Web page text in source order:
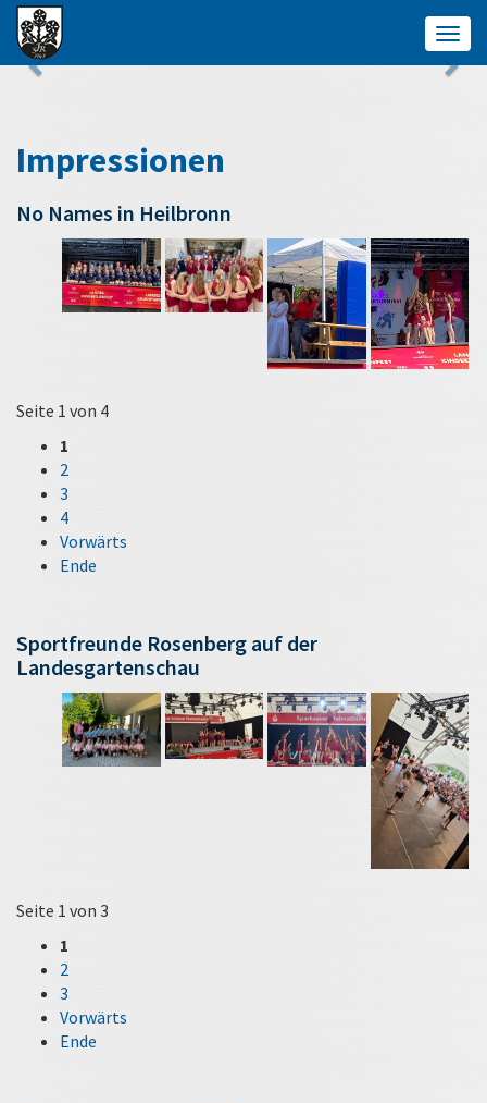
Impressionen
No Names in Heilbronn
Seite 1 von 4
1
2
3
4
Vorwärts
Ende
Sportfreunde Rosenberg auf der
Landesgartenschau
Seite 1 von 3
1
2
3
Vorwärts
Ende